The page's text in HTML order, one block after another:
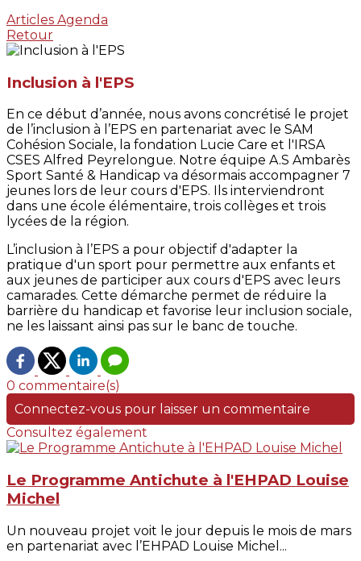
Articles Agenda
Retour
Inclusion à l'EPS
En ce début d’année, nous avons concrétisé le projet
de l’inclusion à l’EPS en partenariat avec le SAM
Cohésion Sociale, la fondation Lucie Care et l'IRSA
CSES Alfred Peyrelongue. Notre équipe A.S Ambarès
Sport Santé & Handicap va désormais accompagner 7
jeunes lors de leur cours d'EPS. Ils interviendront
dans une école élémentaire, trois collèges et trois
lycées de la région.
L’inclusion à l’EPS a pour objectif d'adapter la
pratique d'un sport pour permettre aux enfants et
aux jeunes de participer aux cours d'EPS avec leurs
camarades. Cette démarche permet de réduire la
barrière du handicap et favorise leur inclusion sociale,
ne les laissant ainsi pas sur le banc de touche.
0 commentaire(s)
Connectez-vous pour laisser un commentaire
Consultez également
Le Programme Antichute à l'EHPAD Louise
Michel
Un nouveau projet voit le jour depuis le mois de mars
en partenariat avec l’EHPAD Louise Michel...